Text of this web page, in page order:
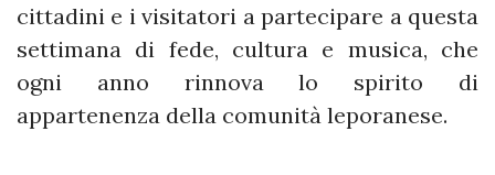
cittadini e i visitatori a partecipare a questa
settimana di fede, cultura e musica, che
ogni anno rinnova lo spirito di
appartenenza della comunità leporanese.